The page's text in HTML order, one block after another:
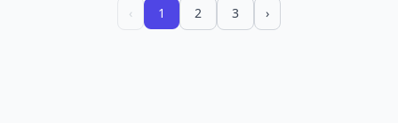
‹ 1 2 3 ›